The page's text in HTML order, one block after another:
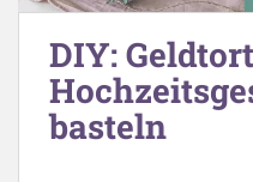
DIY:
basteln